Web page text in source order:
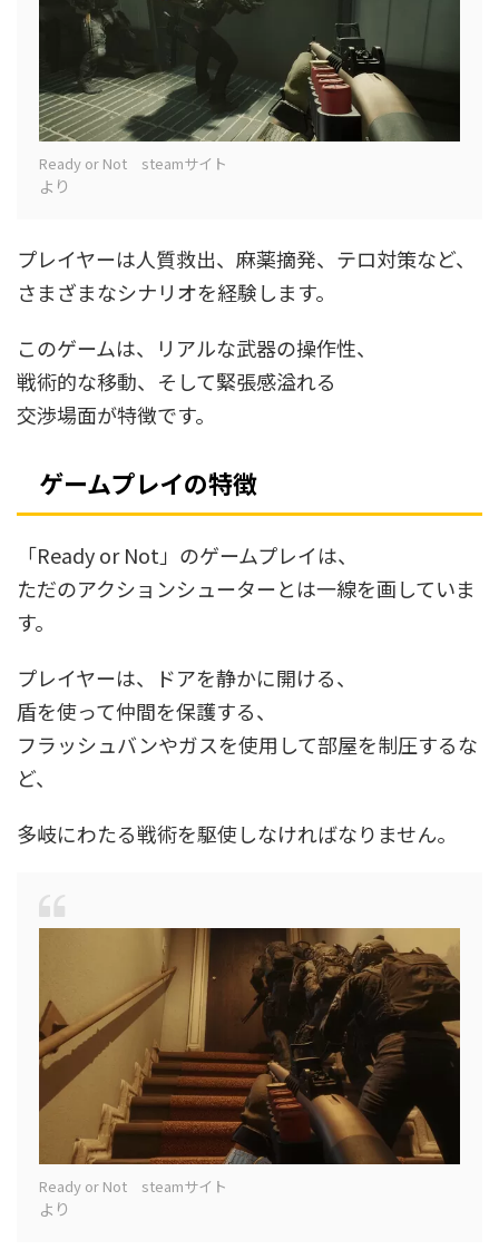
Ready or Not steamサイト
より
プレイヤーは人質救出、麻薬摘発、テロ対策など、
さまざまなシナリオを経験します。
このゲームは、リアルな武器の操作性、
戦術的な移動、そして緊張感溢れる
交渉場面が特徴です。
ゲームプレイの特徴
「Ready or Not」のゲームプレイは、
ただのアクションシューターとは一線を画していま
す。
プレイヤーは、ドアを静かに開ける、
盾を使って仲間を保護する、
フラッシュバンやガスを使用して部屋を制圧するな
ど、
多岐にわたる戦術を駆使しなければなりません。
Ready or Not steamサイト
より